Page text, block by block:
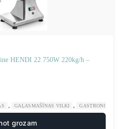
HENDI 22 750W 220kg/h –
GAĻASMAŠĪNAS VILKI
grozam